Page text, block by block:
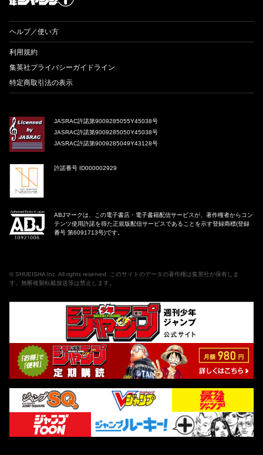
ヘルプ／使い方
利用規約
集英社プライバシーガイドライン
特定商取引法の表示
JASRAC許諾第9009285055Y45038号
JASRAC許諾第9009285050Y45038号
JASRAC許諾第9009285049Y43128号
許諾番号 ID000002929
ABJマークは、この電子書店・電子書籍配信サービスが、著作権者からコン
テンツ使用許諾を得た正規版配信サービスであることを示す登録商標(登録
番号 第6091713号)です。
© SHUEISHA Inc . All rights reserved. このサイトのデータの著作権は集英社が保有しま
す。無断複製転載放送等は禁止します。